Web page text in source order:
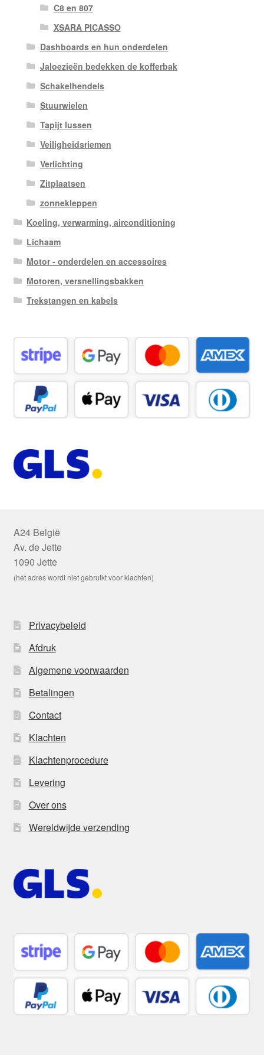
C8 en 807
XSARA PICASSO
Dashboards en hun onderdelen
Jaloezieën bedekken de kofferbak
Schakelhendels
Stuurwielen
Tapijt lussen
Veiligheidsriemen
Verlichting
Zitplaatsen
zonnekleppen
Koeling, verwarming, airconditioning
Lichaam
Motor - onderdelen en accessoires
Motoren, versnellingsbakken
Trekstangen en kabels
A24 België
Av. de Jette
1090 Jette
(het adres wordt niet gebruikt voor klachten)
Privacybeleid
Afdruk
Algemene voorwaarden
Betalingen
Contact
Klachten
Klachtenprocedure
Levering
Over ons
Wereldwijde verzending